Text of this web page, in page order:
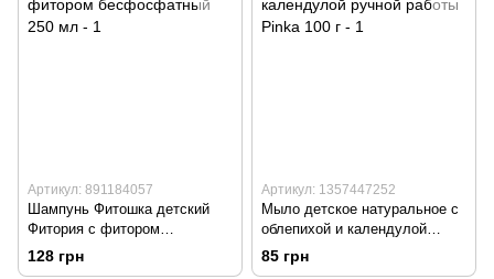
Артикул: 891184057
Шампунь Фитошка детский
Фитория с фитором
бесфосфатный 250 мл
128 грн
Артикул: 1357447252
Мыло детское натуральное с
облепихой и календулой
ручной работы Pinka 100 г
85 грн